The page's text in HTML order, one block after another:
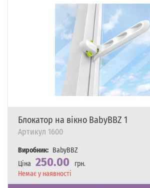
Блокатор на вікно BabyBBZ 1
Артикул 1600
Виробник: BabyBBZ
Ціна 250.00
грн.
Наявність
Немає у наявності